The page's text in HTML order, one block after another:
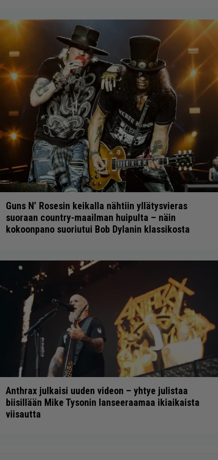
Guns N’ Rosesin keikalla nähtiin yllätysvieras
suoraan country-maailman huipulta – näin
kokoonpano suoriutui Bob Dylanin klassikosta
Anthrax julkaisi uuden videon – yhtye julistaa
biisillään Mike Tysonin lanseeraamaa ikiaikaista
viisautta